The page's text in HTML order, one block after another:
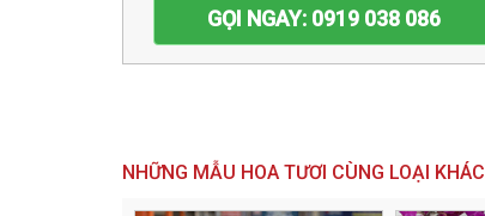
GỌI NGAY: 0919 038 086
NHỮNG MẪU HOA TƯƠI CÙNG LOẠI KHÁC